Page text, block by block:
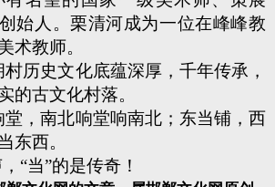
始人。栗清河成为一位在峰峰教
术教师。
历史文化底蕴深厚，千年传承，
的古文化村落。
堂，南北响堂响南北；东当铺，西
东西。
“当”的是传奇！